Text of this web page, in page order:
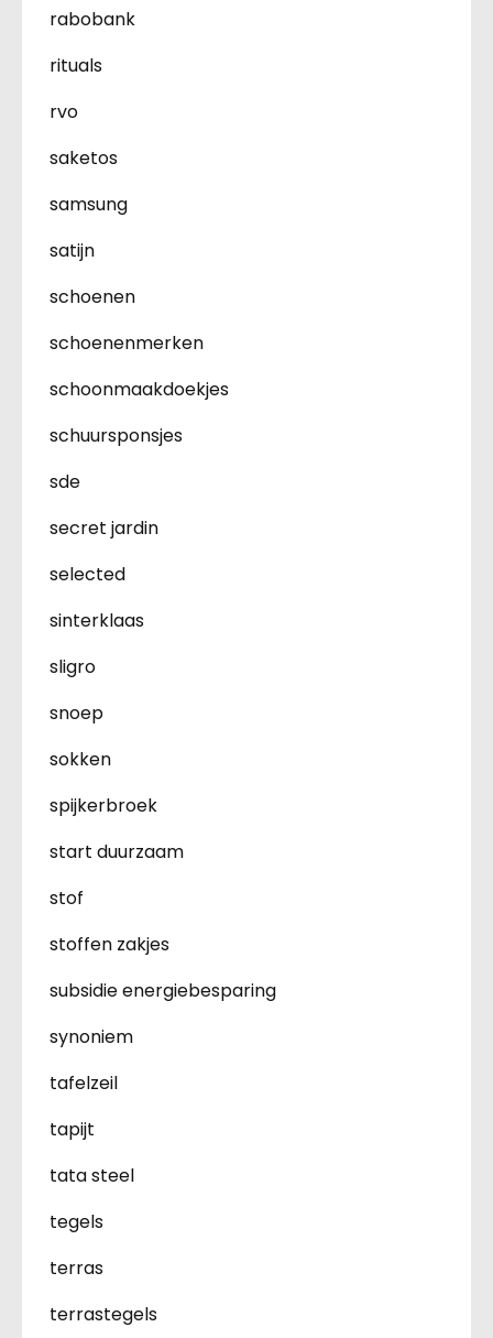
rabobank
rituals
rvo
saketos
samsung
satijn
schoenen
schoenenmerken
schoonmaakdoekjes
schuursponsjes
sde
secret jardin
selected
sinterklaas
sligro
snoep
sokken
spijkerbroek
start duurzaam
stof
stoffen zakjes
subsidie energiebesparing
synoniem
tafelzeil
tapijt
tata steel
tegels
terras
terrastegels